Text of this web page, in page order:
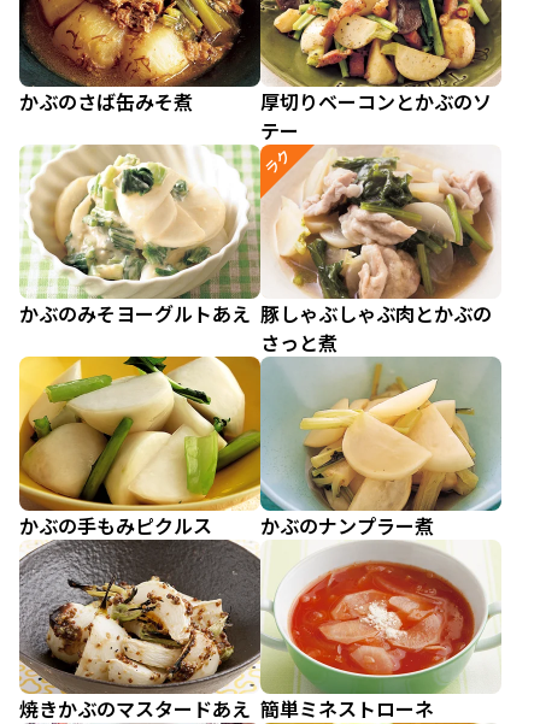
かぶのさば缶みそ煮
厚切りベーコンとかぶのソ
テー
かぶのみそヨーグルトあえ
ラク
豚しゃぶしゃぶ肉とかぶの
さっと煮
かぶの手もみピクルス かぶのナンプラー煮
焼きかぶのマスタードあえ 簡単ミネストローネ